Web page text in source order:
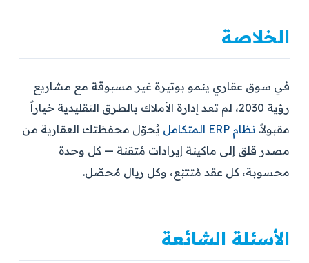
الخلاصة
في سوق عقاري ينمو بوتيرة غير مسبوقة مع مشاريع
رؤية 2030، لم تعد إدارة الأملاك بالطرق التقليدية خياراً
مقبولاً. نظام ERP المتكامل
يُحوّل محفظتك العقارية من
مصدر قلق إلى ماكينة إيرادات مُتقنة — كل وحدة
محسوبة، كل عقد مُتتبّع، وكل ريال مُحصّل.
الأسئلة الشائعة